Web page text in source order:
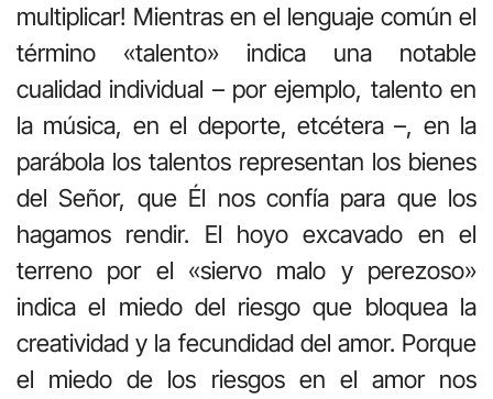
multiplicar! Mientras en el lenguaje común el
término «talento» indica una notable
cualidad individual – por ejemplo, talento en
la música, en el deporte, etcétera –, en la
parábola los talentos representan los bienes
del Señor, que Él nos confía para que los
hagamos rendir. El hoyo excavado en el
terreno por el «siervo malo y perezoso»
indica el miedo del riesgo que bloquea la
creatividad y la fecundidad del amor. Porque
el miedo de los riesgos en el amor nos